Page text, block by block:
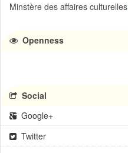
Minstère des affaires culturelles
Openness
Social
Google+
Twitter